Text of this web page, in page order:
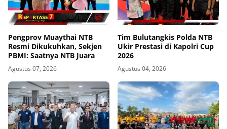
Pengprov Muaythai NTB
Resmi Dikukuhkan, Sekjen
PBMI: Saatnya NTB Juara
Agustus 07, 2026
Tim Bulutangkis Polda NTB
Ukir Prestasi di Kapolri Cup
2026
Agustus 04, 2026